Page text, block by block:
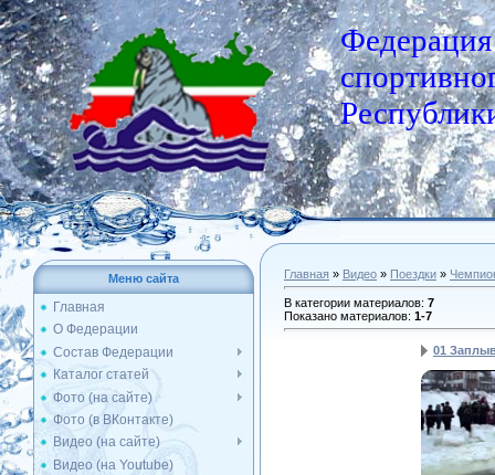
Федерация
Меню сайта
Главная
О Федерации
Состав Федерации
Каталог статей
Фото (на сайте)
Фото (в ВКонтакте)
Видео (на сайте)
Видео (на Youtube)
Главная » Видео » Поездки »
В категории материалов: 7
Показано материалов: 1-7
01